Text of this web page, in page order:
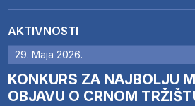
AKTIVNOSTI
29. Maja 2026.
KONKURS ZA NAJBOLJU
OBJAVU O CRNOM